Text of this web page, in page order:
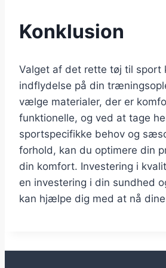
Konklusion
Valget af det rette tøj til sport
indflydelse på din
vælge materialer, der er
funktionelle, og ved at tage
sportspecifikke behov og
forhold, kan du optimere din
din komfort. Investering i
en investering i din sundhed
kan hjælpe dig med at nå